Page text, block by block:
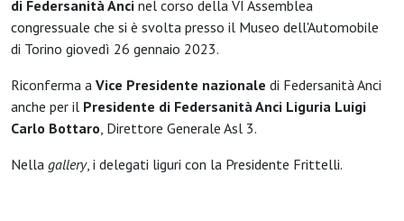
di Federsanità Anci nel corso della VI Assemblea
congressuale che si è svolta presso il Museo dell'Automobile
di Torino giovedì 26 gennaio 2023.
Riconferma a Vice Presidente nazionale di Federsanità Anci
anche per il Presidente di Federsanità Anci Liguria Luigi
Carlo Bottaro, Direttore Generale Asl 3.
Nella gallery, i delegati liguri con la Presidente Frittelli.